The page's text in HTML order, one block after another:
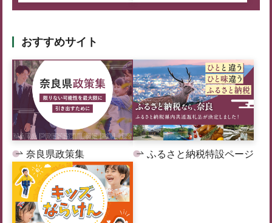
おすすめサイト
奈良県政策集 ふるさと納税特設ページ